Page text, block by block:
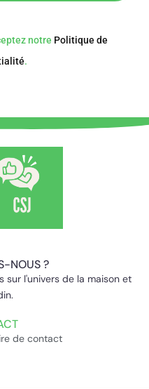
notre Politique de
.
NOUS ?
sur l'univers de la maison et
de contact